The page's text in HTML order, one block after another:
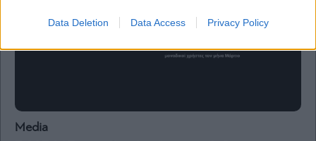
Data Deletion Data Access Privacy Policy
Media